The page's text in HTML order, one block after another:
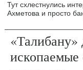
Тут схлестнулись
Ахметова и просто
«Талибану»